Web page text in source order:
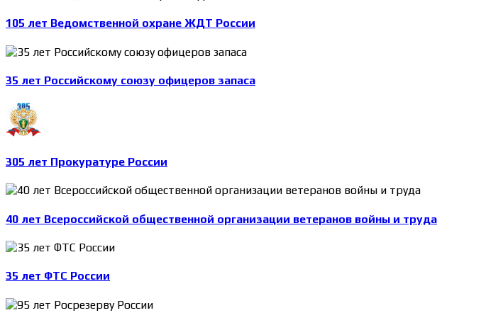
105 лет Ведомственной охране ЖДТ России
35 лет Российскому союзу офицеров запаса
305 лет Прокуратуре России
40 лет Всероссийской общественной организации ветеранов войны и труда
35 лет ФТС России